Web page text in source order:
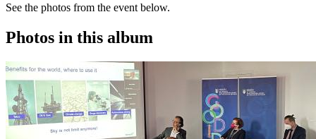
See the photos from the event below.
Photos in this album